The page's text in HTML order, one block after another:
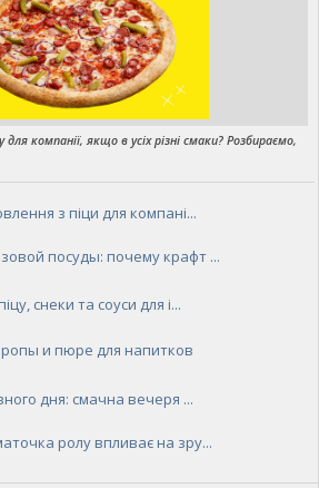
компанії, якщо в усіх різні смаки? Розбираємо,
з піци для компані...
посуды: почему крафт ...
снеки та соуси для і...
и пюре для напитков
дня: смачна вечеря ...
ролу впливає на зру...